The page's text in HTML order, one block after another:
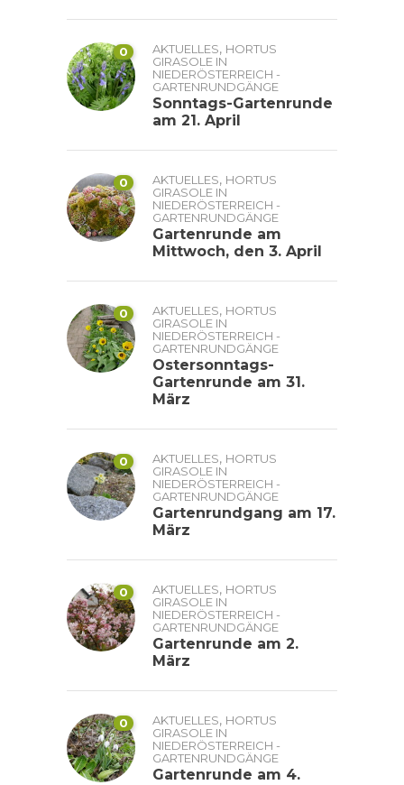
0 AKTUELLES, HORTUS
GIRASOLE IN
NIEDERÖSTERREICH -
GARTENRUNDGÄNGE
Sonntags-Gartenrunde
am 21. April
0 AKTUELLES, HORTUS
GIRASOLE IN
NIEDERÖSTERREICH -
GARTENRUNDGÄNGE
Gartenrunde am
Mittwoch, den 3. April
0 AKTUELLES, HORTUS
GIRASOLE IN
NIEDERÖSTERREICH -
GARTENRUNDGÄNGE
Ostersonntags-
Gartenrunde am 31.
März
0 AKTUELLES, HORTUS
GIRASOLE IN
NIEDERÖSTERREICH -
GARTENRUNDGÄNGE
Gartenrundgang am 17.
März
0 AKTUELLES, HORTUS
GIRASOLE IN
NIEDERÖSTERREICH -
GARTENRUNDGÄNGE
Gartenrunde am 2.
März
0 AKTUELLES, HORTUS
GIRASOLE IN
NIEDERÖSTERREICH -
GARTENRUNDGÄNGE
Gartenrunde am 4.